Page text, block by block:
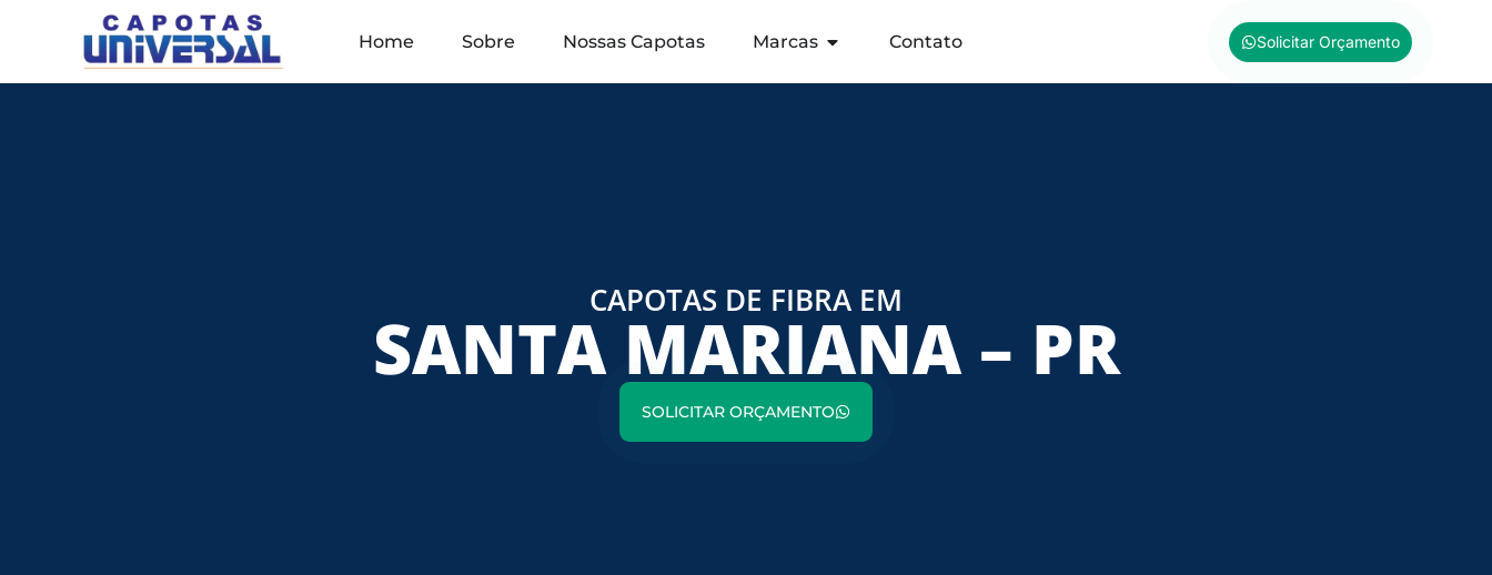
Home Sobre Nossas Capotas Marcas Contato Solicitar Orçamento
CAPOTAS DE FIBRA EM
SANTA MARIANA – PR
SOLICITAR ORÇAMENTO